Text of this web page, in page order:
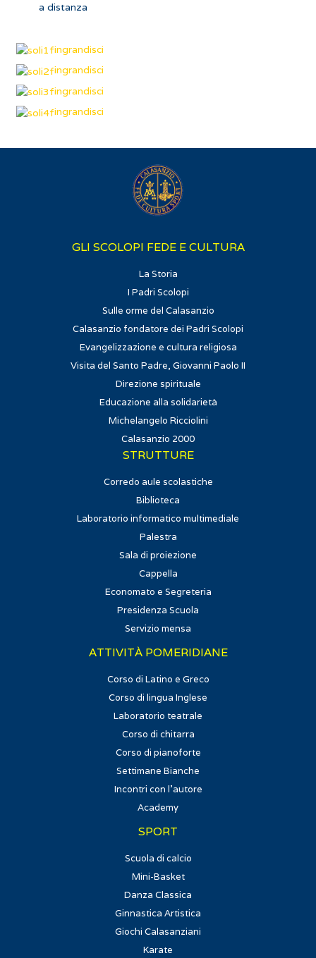
a distanza
ingrandisci
ingrandisci
ingrandisci
ingrandisci
GLI SCOLOPI FEDE E CULTURA
La Storia
I Padri Scolopi
Sulle orme del Calasanzio
Calasanzio fondatore dei Padri Scolopi
Evangelizzazione e cultura religiosa
Visita del Santo Padre, Giovanni Paolo II
Direzione spirituale
Educazione alla solidarietà
Michelangelo Ricciolini
Calasanzio 2000
STRUTTURE
Corredo aule scolastiche
Biblioteca
Laboratorio informatico multimediale
Palestra
Sala di proiezione
Cappella
Economato e Segreteria
Presidenza Scuola
Servizio mensa
ATTIVITÀ POMERIDIANE
Corso di Latino e Greco
Corso di lingua Inglese
Laboratorio teatrale
Corso di chitarra
Corso di pianoforte
Settimane Bianche
Incontri con l'autore
Academy
SPORT
Scuola di calcio
Mini-Basket
Danza Classica
Ginnastica Artistica
Giochi Calasanziani
Karate